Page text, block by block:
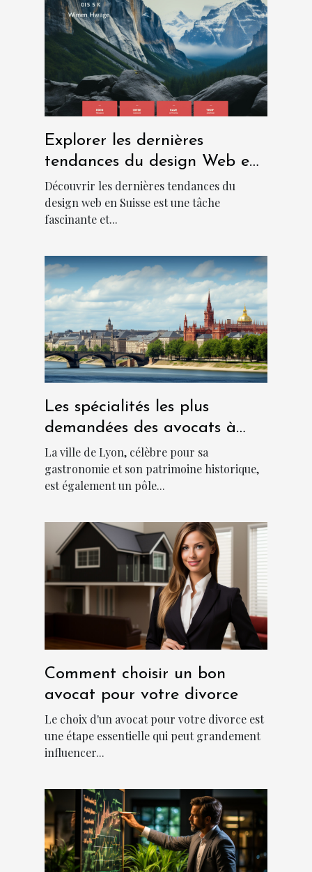
Explorer les dernières
tendances du design Web en
Suisse
Découvrir les dernières tendances du
design web en Suisse est une tâche
fascinante et...
Les spécialités les plus
demandées des avocats à
Lyon
La ville de Lyon, célèbre pour sa
gastronomie et son patrimoine historique,
est également un pôle...
Comment choisir un bon
avocat pour votre divorce
Le choix d'un avocat pour votre divorce est
une étape essentielle qui peut grandement
influencer...